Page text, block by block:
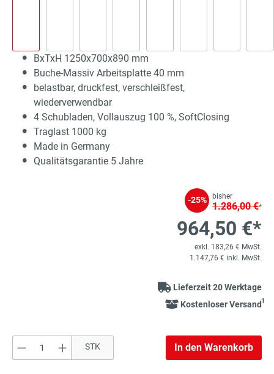
BxTxH 1250x700x890 mm
Buche-Massiv Arbeitsplatte 40 mm
belastbar, druckfest, verschleißfest,
wiederverwendbar
4 Schubladen, Vollauszug 100 %, SoftClosing
Traglast 1000 kg
Made in Germany
Qualitätsgarantie 5 Jahre
-25% bisher
1.286,00 €*
964,50 €*
exkl. 183,26 € MwSt.
1.147,76 € inkl. MwSt.
Lieferzeit 20 Werktage
Kostenloser Versand1
Produkt Anzahl: Gib den gewünschten
STK In den Warenkorb